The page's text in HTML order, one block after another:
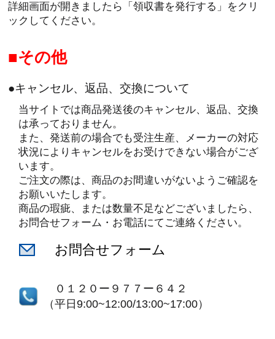
詳細画面が開きましたら「領収書を発行する」をクリ
ックしてください。
その他
●キャンセル、返品、交換について
当サイトでは商品発送後のキャンセル、返品、交換
は承っておりません。
また、発送前の場合でも受注生産、メーカーの対応
状況によりキャンセルをお受けできない場合がござ
います。
ご注文の際は、商品のお間違いがないようご確認を
お願いいたします。
商品の瑕疵、または数量不足などございましたら、
お問合せフォーム・お電話にてご連絡ください。
お問合せフォーム
０１２０ー９７７ー６４２
（平日9:00~12:00/13:00~17:00）